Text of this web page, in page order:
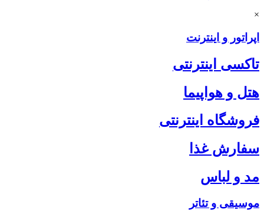
×
اپراتور و اینترنت
تاکسی اینترنتی
هتل و هواپیما
فروشگاه اینترنتی
سفارش غذا
مد و لباس
موسیقی و تئاتر